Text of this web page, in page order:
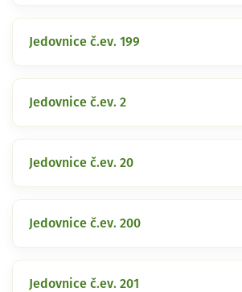
Jedovnice č.ev. 199
Jedovnice č.ev. 2
Jedovnice č.ev. 20
Jedovnice č.ev. 200
Jedovnice č.ev. 201